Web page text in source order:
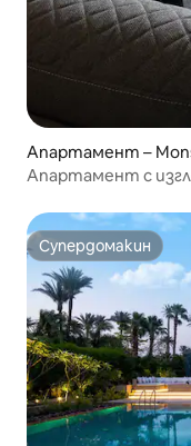
Апартамент –
Апартамент с
Супердомакин
Супердомакин